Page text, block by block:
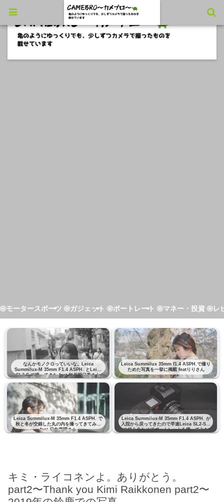
モータースポーツ ガジェット ポートレート マネー・投資 レ
なんかモノクロっていいな。Leica
Summilux-M 35mm F1.4 ASPH. とLeica
SL2-S で撮ってきた feat 如月明日香さん
Leica Summilux 35mm f1.4 ASPH.で撮り
ためた写真を一挙に掲載 featりりさん
Leica Summilux-M 35mm F1.4 ASPH. で
秋と冬が交錯した丸の内を撮ってきてみた
feat 日向恵理さん
Leica Summilux-M 35mm F1.4 ASPH. が
入院から戻ってきたので早速Leica SL2-Sと
の組み合わせでポートレートを撮ってみた
feat りりさん
キミ・ライコネンよ。ありがとう。
part2〜Thank you Kimi Raikkonen part2〜